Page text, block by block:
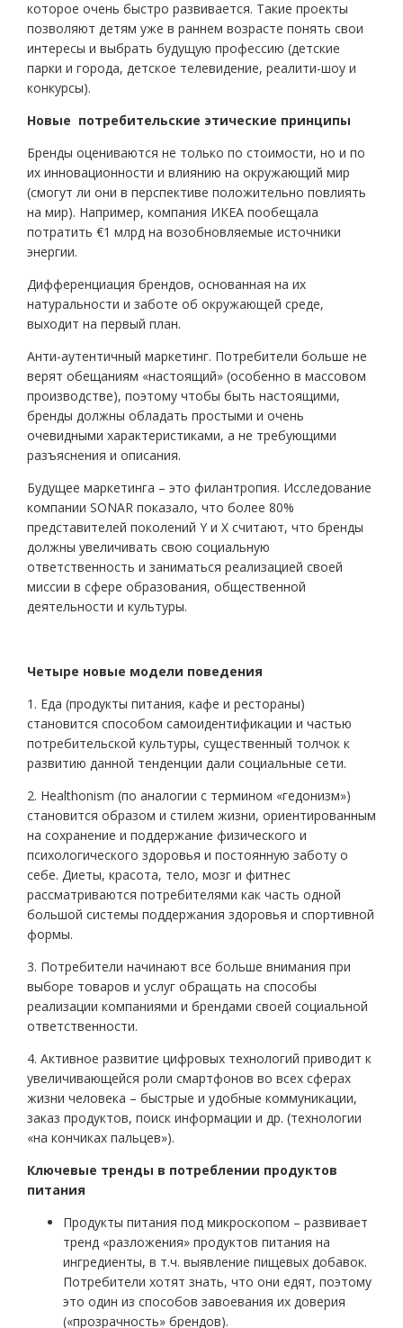
которое очень быстро развивается. Такие проекты
позволяют детям уже в раннем возрасте понять свои
интересы и выбрать будущую профессию (детские
парки и города, детское телевидение, реалити-шоу и
конкурсы).
Новые потребительские этические принципы
Бренды оцениваются не только по стоимости, но и по
их инновационности и влиянию на окружающий мир
(смогут ли они в перспективе положительно повлиять
на мир). Например, компания ИКЕА пообещала
потратить €1 млрд на возобновляемые источники
энергии.
Дифференциация брендов, основанная на их
натуральности и заботе об окружающей среде,
выходит на первый план.
Анти-аутентичный маркетинг. Потребители больше не
верят обещаниям «настоящий» (особенно в массовом
производстве), поэтому чтобы быть настоящими,
бренды должны обладать простыми и очень
очевидными характеристиками, а не требующими
разъяснения и описания.
Будущее маркетинга – это филантропия. Исследование
компании SONAR показало, что более 80%
представителей поколений Y и X считают, что бренды
должны увеличивать свою социальную
ответственность и заниматься реализацией своей
миссии в сфере образования, общественной
деятельности и культуры.
Четыре новые модели поведения
1. Еда (продукты питания, кафе и рестораны)
становится способом самоидентификации и частью
потребительской культуры, существенный толчок к
развитию данной тенденции дали социальные сети.
2. Healthonism (по аналогии с термином «гедонизм»)
становится образом и стилем жизни, ориентированным
на сохранение и поддержание физического и
психологического здоровья и постоянную заботу о
себе. Диеты, красота, тело, мозг и фитнес
рассматриваются потребителями как часть одной
большой системы поддержания здоровья и спортивной
формы.
3. Потребители начинают все больше внимания при
выборе товаров и услуг обращать на способы
реализации компаниями и брендами своей социальной
ответственности.
4. Активное развитие цифровых технологий приводит к
увеличивающейся роли смартфонов во всех сферах
жизни человека – быстрые и удобные коммуникации,
заказ продуктов, поиск информации и др. (технологии
«на кончиках пальцев»).
Ключевые тренды в потреблении продуктов
питания
Продукты питания под микроскопом – развивает
тренд «разложения» продуктов питания на
ингредиенты, в т.ч. выявление пищевых добавок.
Потребители хотят знать, что они едят, поэтому
это один из способов завоевания их доверия
(«прозрачность» брендов).